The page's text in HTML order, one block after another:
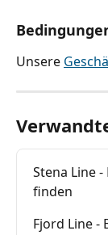
Unsere
Stena Line
finden
Fjord Line